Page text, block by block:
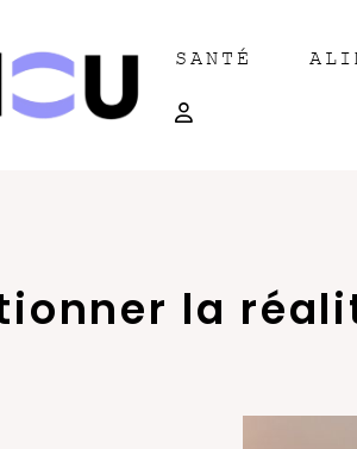
SANTÉ
la